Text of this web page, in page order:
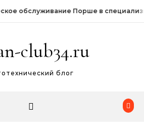
обслуживание Порше в
club34.ru
блог